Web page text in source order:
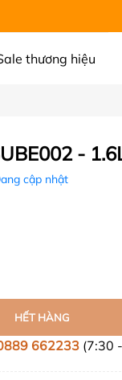
thương hiệu
-
cập nhật
HẾT HÀNG
662233(7:30